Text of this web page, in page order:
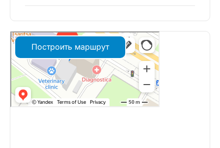
Построить маршрут